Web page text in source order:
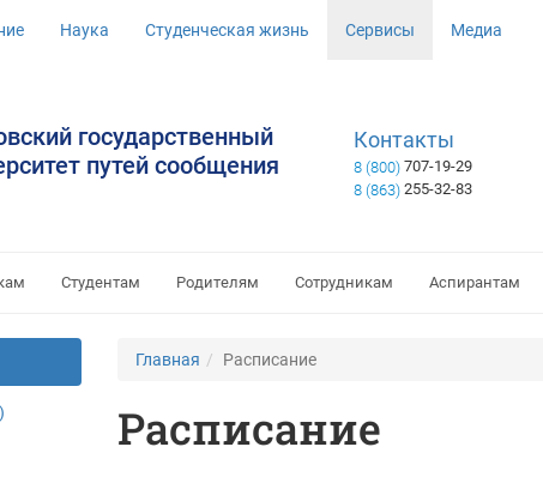
Наука Студенческая жизнь Сервисы Медиа
государственный
путей сообщения
Контакты
8 (800) 707-19-29
8 (863) 255-32-83
Студентам Родителям Сотрудникам Аспирантам
Главная Расписание
Расписание